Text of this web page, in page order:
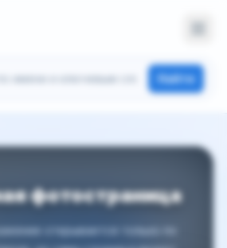
Найти
фотостраница
открывается только по